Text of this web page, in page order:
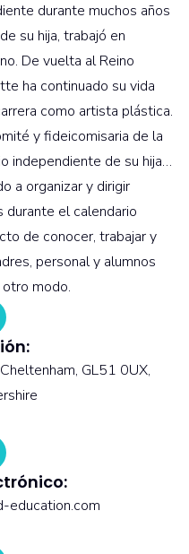
durante muchos años
su hija, trabajó en
De vuelta al Reino
ha continuado su vida
como artista plástica.
y fideicomisaria de la
independiente de su hija…
a organizar y dirigir
el calendario
de conocer, trabajar y
personal y alumnos
modo.
GL51 0UX,
education.com